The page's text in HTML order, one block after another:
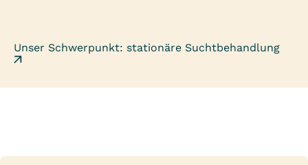
Unser Schwerpunkt: stationäre Suchtbehandlung